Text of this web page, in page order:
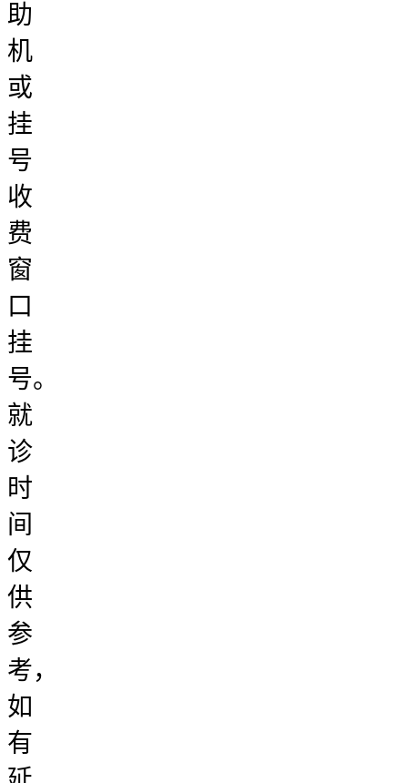
助
机
或
挂
号
收
费
窗
口
挂
号。
就
诊
时
间
仅
供
参
考，
如
有